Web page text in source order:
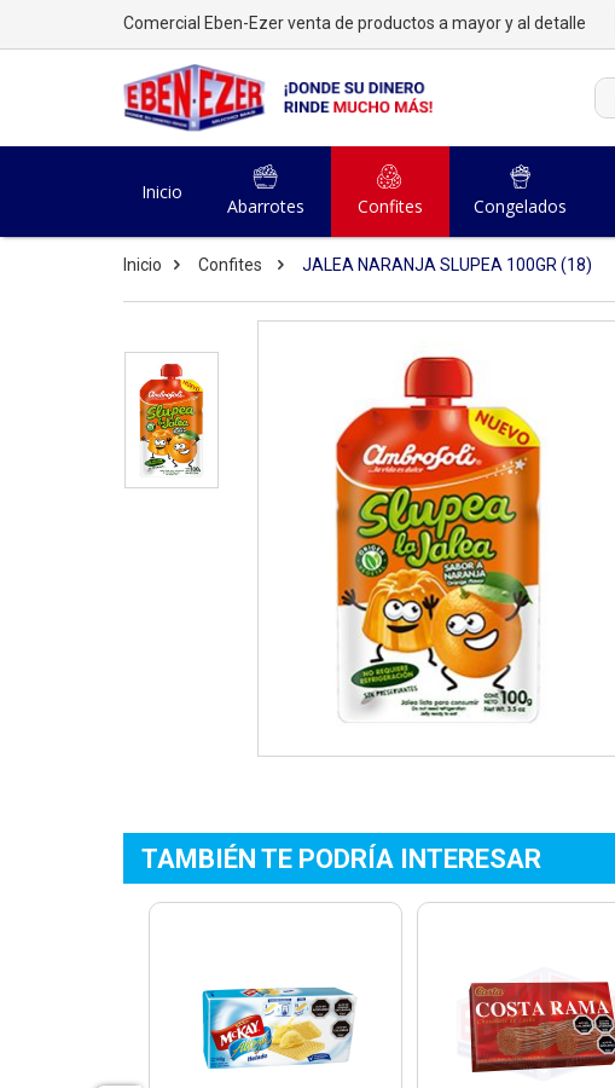
Comercial Eben-Ezer venta de productos a mayor y al detalle
Inicio
Abarrotes Confites Congelados
Inicio Confites JALEA NARANJA SLUPEA 100GR (18)
TAMBIÉN TE PODRÍA INTERESAR